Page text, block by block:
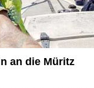
an die Müritz